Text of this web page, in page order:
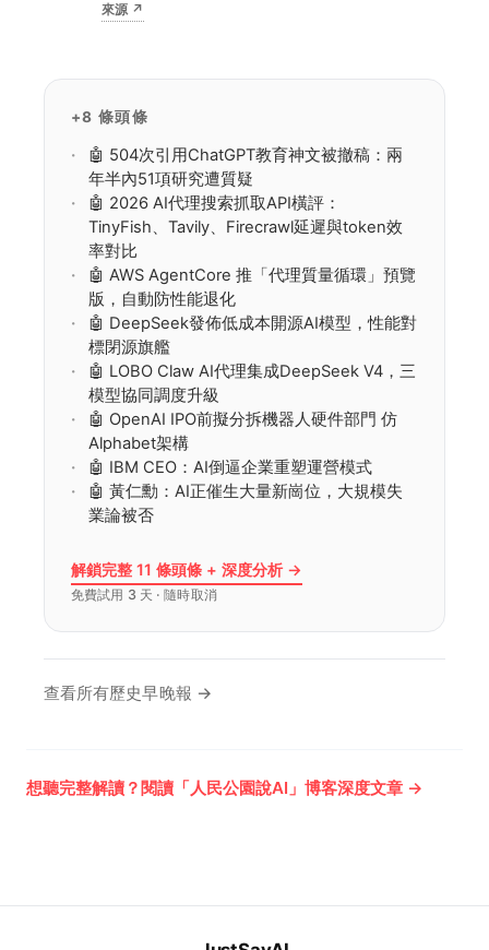
入動量項後，振盪被抑制、收斂速度平均提升
來源↗
+8 條頭條
🤖 504次引用ChatGPT教育神文被撤稿：兩
年半內51項研究遭質疑
🤖 2026 AI代理搜索抓取API橫評：
TinyFish、Tavily、Firecrawl延遲與token效
率對比
🤖 AWS AgentCore 推「代理質量循環」預覽
版，自動防性能退化
🤖 DeepSeek發佈低成本開源AI模型，性能對
標閉源旗艦
🤖 LOBO Claw AI代理集成DeepSeek V4，三
模型協同調度升級
🤖 OpenAI IPO前擬分拆機器人硬件部門 仿
Alphabet架構
🤖 IBM CEO：AI倒逼企業重塑運營模式
🤖 黃仁勳：AI正催生大量新崗位，大規模失
業論被否
解鎖完整 11 條頭條 + 深度分析 →
免費試用 3 天 · 隨時取消
查看所有歷史早晚報 →
想聽完整解讀？閱讀「人民公園說AI」博客深度文章 →